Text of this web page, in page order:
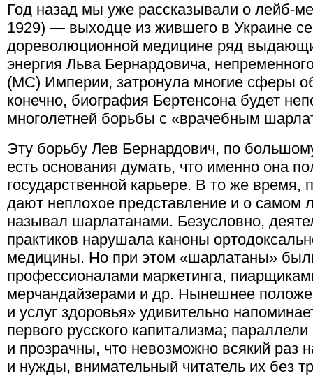
Год назад мы уже рассказывали о лейб-
1929) — выходце из жившего в Украине
дореволюционной медицине ряд
энергия Льва Бернардовича,
(МС) Империи, затронула многие сферы
конечно, биография Бертенсона будет
многолетней борьбы с «врачебным
Эту борьбу Лев Бернардович, по
есть основания думать, что именно она
государственной карьере. В то же время,
дают неплохое представление и о самом
называл шарлатанами. Безусловно,
практиков нарушала каноны
медицины. Но при этом «шарлатаны»
профессионалами маркетинга,
мерчандайзерами и др. Нынешнее
и услуг здоровья» удивительно
первого русского капитализма;
и прозрачны, что невозможно всякий раз
и нужды, внимательный читатель их без